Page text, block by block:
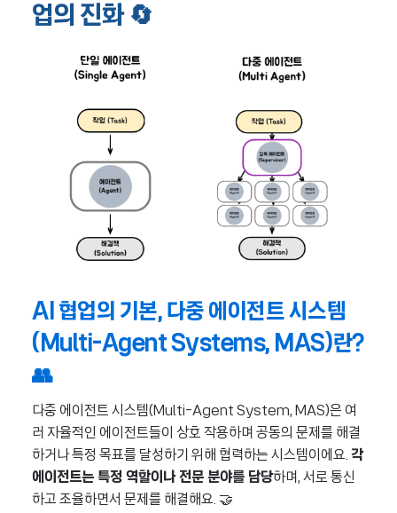
업의 진화 🔄
AI 협업의 기본, 다중 에이전트 시스템
(Multi-Agent Systems, MAS)란?
👥
다중 에이전트 시스템(Multi-Agent System, MAS)은 여
러 자율적인 에이전트들이 상호 작용하며 공동의 문제를 해결
하거나 특정 목표를 달성하기 위해 협력하는 시스템이에요. 각
에이전트는 특정 역할이나 전문 분야를 담당하며, 서로 통신
하고 조율하면서 문제를 해결해요. 🤝